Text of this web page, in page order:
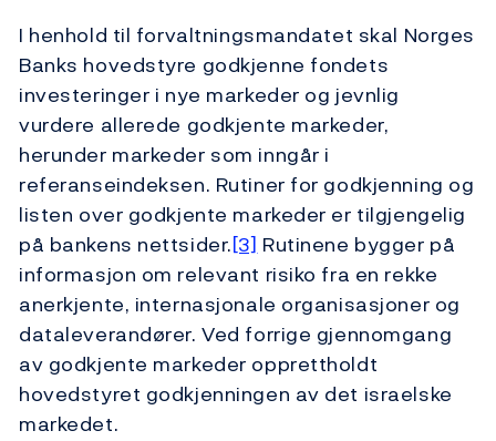
I henhold til forvaltningsmandatet skal Norges
Banks hovedstyre godkjenne fondets
investeringer i nye markeder og jevnlig
vurdere allerede godkjente markeder,
herunder markeder som inngår i
referanseindeksen. Rutiner for godkjenning og
listen over godkjente markeder er tilgjengelig
på bankens nettsider.[3] Rutinene bygger på
informasjon om relevant risiko fra en rekke
anerkjente, internasjonale organisasjoner og
dataleverandører. Ved forrige gjennomgang
av godkjente markeder opprettholdt
hovedstyret godkjenningen av det israelske
markedet.